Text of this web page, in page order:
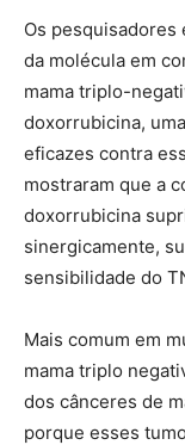
Os pesquisadores
da molécula em
mama triplo-
doxorrubicina,
eficazes contra
mostraram que a
doxorrubicina
sinergicamente,
sensibilidade do
Mais comum em
mama triplo
dos cânceres de
porque esses